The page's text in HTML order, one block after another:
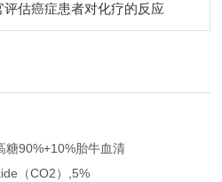
估癌症患者对化疗的反应
糖90%+10%胎牛血清
（CO2）,5%